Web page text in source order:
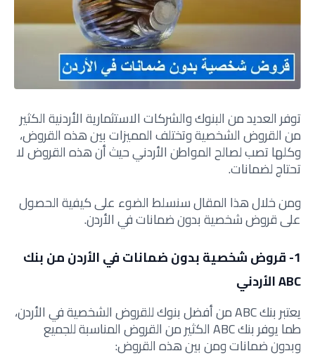
توفر العديد من البنوك والشركات الاستثمارية الأردنية الكثير
من القروض الشخصية وتختلف المميزات بين هذه القروض،
وكلها تصب لصالح المواطن الأردني حيث أن هذه القروض لا
تحتاج لضمانات.
ومن خلال هذا المقال سنسلط الضوء على كيفية الحصول
على قروض شخصية بدون ضمانات في الأردن.
1- قروض شخصية بدون ضمانات في الأردن من بنك
ABC الأردني
يعتبر بنك ABC من أفضل بنوك للقروض الشخصية في الأردن،
طما يوفر بنك ABC الكثير من القروض المناسبة للجميع
وبدون ضمانات ومن بين هذه القروض: